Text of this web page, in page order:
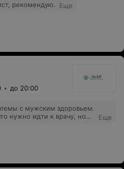
рекомендую. Еще
до 20:00
с мужским здоровьем.
нужно идти к врачу, но
врач,хороший
минуту,
лечение назначил
приема лекарств,
Единственное,о чем
Еще